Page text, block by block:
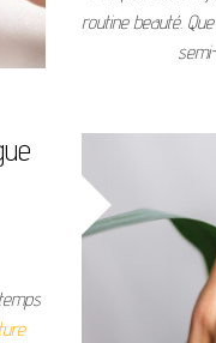
routine beauté.